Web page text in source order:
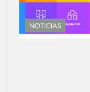
NOTICIAS